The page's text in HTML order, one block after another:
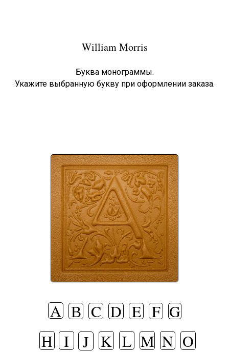
William Morris
Буква монограммы.
Укажите выбранную букву при оформлении заказа.
В C E
D
A F G
I
H
J K L M N O